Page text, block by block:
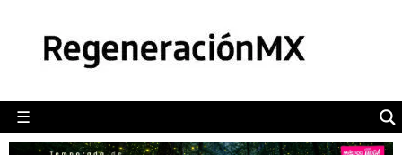
☰
POLÍTICA
CAMALEÓN